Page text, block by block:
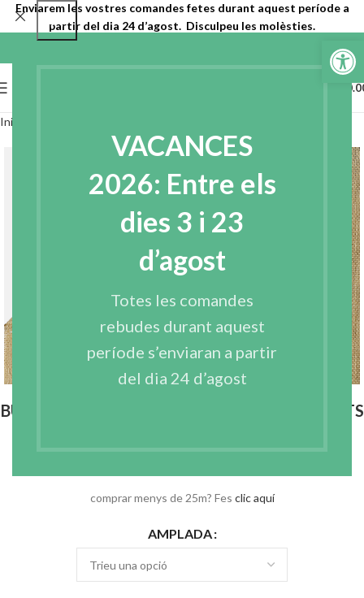
VACANCES
2026: Entre els
dies 3 i 23
d’agost
Totes les comandes
rebudes durant aquest
període s’enviaran a partir
del dia 24 d’agost
Obre la
Inici
Click to enlarge
BUCKRAM – GASA APRESTADA PER A BARRETS
comprar menys de 25m? Fes clic aquí
AMPLADA
Enviarem les vostres comandes fetes durant aquest període a
partir del dia 24 d’agost. Disculpeu les molèsties.